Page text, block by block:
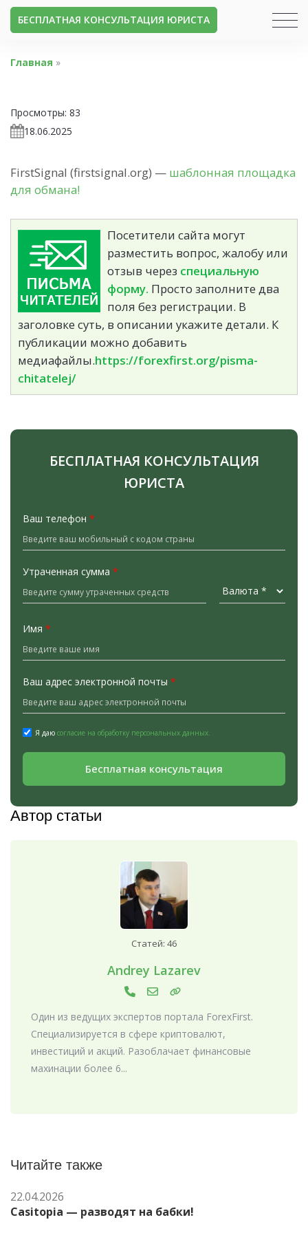
БЕСПЛАТНАЯ КОНСУЛЬТАЦИЯ ЮРИСТА
Главная »
Просмотры: 83
18.06.2025
FirstSignal (firstsignal.org) — шаблонная площадка
для обмана!
Посетители сайта могут
разместить вопрос, жалобу или
отзыв через специальную
форму. Просто заполните два
поля без регистрации. В
заголовке суть, в описании укажите детали. К
публикации можно добавить
медиафайлы.https://forexfirst.org/pisma-
chitatelej/
БЕСПЛАТНАЯ КОНСУЛЬТАЦИЯ
ЮРИСТА
Ваш телефон *
Утраченная сумма *
Имя *
Ваш адрес электронной почты *
Я даю согласие на обработку персональных данных.
Бесплатная консультация
Автор статьи
Статей: 46
Andrey Lazarev
Один из ведущих экспертов портала ForexFirst.
Специализируется в сфере криптовалют,
инвестиций и акций. Разоблачает финансовые
махинации более 6...
Читайте также
22.04.2026
Casitopia — разводят на бабки!